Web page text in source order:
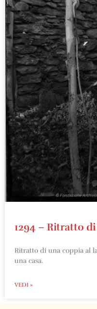
1294 – Ritratto
Ritratto di una coppia al
una casa.
VEDI »